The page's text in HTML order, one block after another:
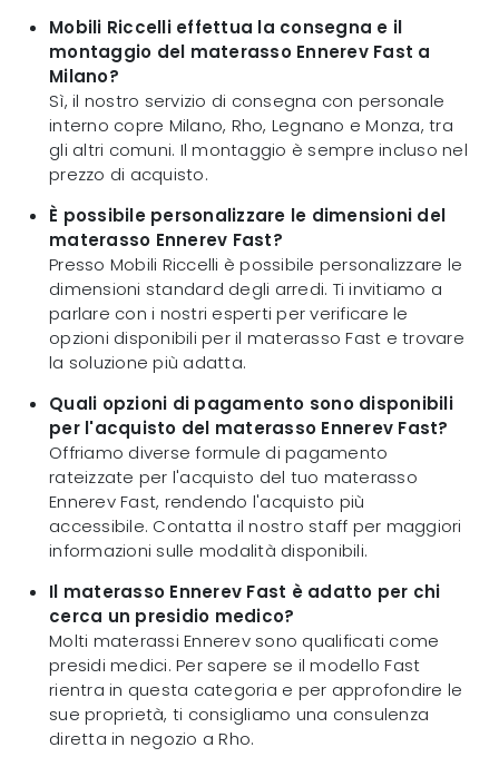
Mobili Riccelli effettua la consegna e il
montaggio del materasso Ennerev Fast a
Milano?
Sì, il nostro servizio di consegna con personale
interno copre Milano, Rho, Legnano e Monza, tra
gli altri comuni. Il montaggio è sempre incluso nel
prezzo di acquisto.
È possibile personalizzare le dimensioni del
materasso Ennerev Fast?
Presso Mobili Riccelli è possibile personalizzare le
dimensioni standard degli arredi. Ti invitiamo a
parlare con i nostri esperti per verificare le
opzioni disponibili per il materasso Fast e trovare
la soluzione più adatta.
Quali opzioni di pagamento sono disponibili
per l'acquisto del materasso Ennerev Fast?
Offriamo diverse formule di pagamento
rateizzate per l'acquisto del tuo materasso
Ennerev Fast, rendendo l'acquisto più
accessibile. Contatta il nostro staff per maggiori
informazioni sulle modalità disponibili.
Il materasso Ennerev Fast è adatto per chi
cerca un presidio medico?
Molti materassi Ennerev sono qualificati come
presidi medici. Per sapere se il modello Fast
rientra in questa categoria e per approfondire le
sue proprietà, ti consigliamo una consulenza
diretta in negozio a Rho.